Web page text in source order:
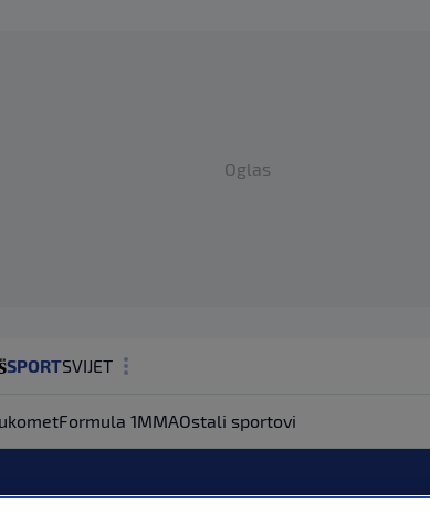
Oglas
SPORTSVIJET
ZDRAVLJE
SHOWBIZ
Formula 1MMAOstali sportovi